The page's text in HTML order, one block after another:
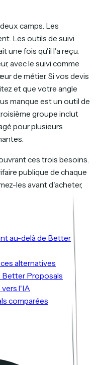
camps. Les
Les outils de suivi
une fois qu'il l'a reçu.
avec le suivi comme
de métier. Si vos devis
et que votre angle
manque est un outil de
groupe inclut
pour plusieurs
ces trois besoins.
publique de chaque
les avant d'acheter,
au-delà de Better
alternatives
Better Proposals
l'IA
comparées